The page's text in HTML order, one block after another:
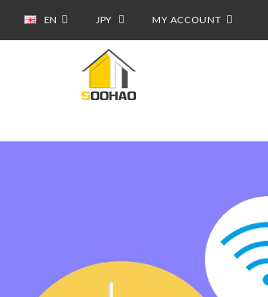
EN JPY MY ACCOUNT